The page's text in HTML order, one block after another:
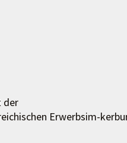
der
Erwerbsim-